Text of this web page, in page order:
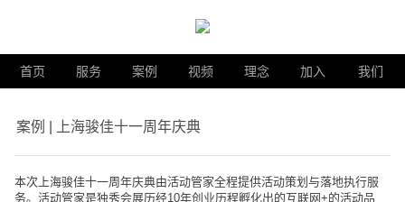
首页 服务 案例 视频 理念 加入 我们
案例 | 上海骏佳十一周年庆典
本次上海骏佳十一周年庆典由活动管家全程提供活动策划与落地执行服
务。活动管家是独秀会展历经10年创业历程孵化出的互联网+的活动品